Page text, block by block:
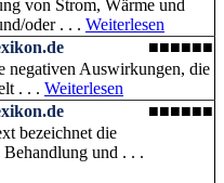
von Strom, Wärme und
oder . . . Weiterlesen
■■■■■■
negativen Auswirkungen, die
. . . Weiterlesen
■■■■■■
bezeichnet die
Behandlung und . . .